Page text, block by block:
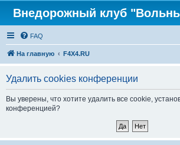
Внедорожный клуб
FAQ
На главную F4X4.RU
Удалить cookies конференции
Вы уверены, что хотите удалить все cookie,
конференцией?